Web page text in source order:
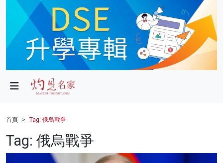
政局
財經
健康
首頁 Tag: 俄烏戰爭
Tag: 俄烏戰爭